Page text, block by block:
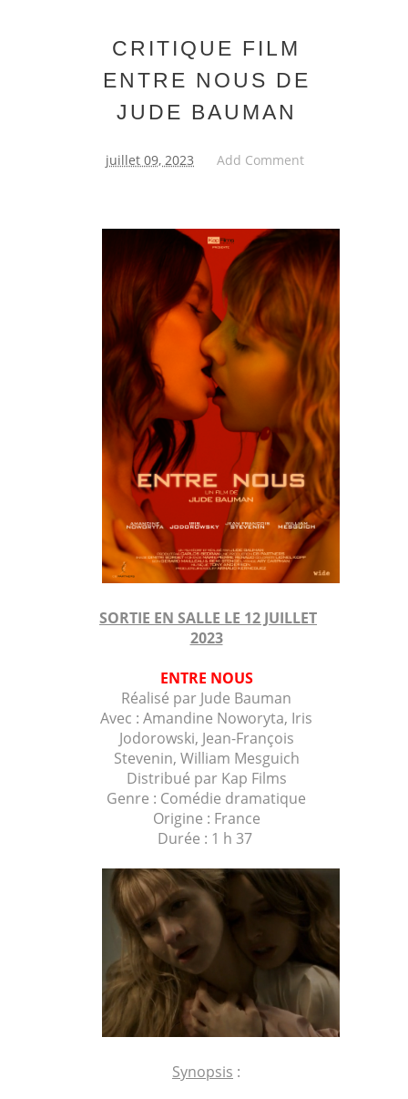
CRITIQUE FILM
ENTRE NOUS DE
JUDE BAUMAN
juillet 09, 2023 Add Comment
SORTIE EN SALLE LE 12 JUILLET
2023
ENTRE NOUS
Réalisé par Jude Bauman
Avec : Amandine Noworyta, Iris
Jodorowski, Jean-François
Stevenin, William Mesguich
Distribué par Kap Films
Genre : Comédie dramatique
Origine : France
Durée : 1 h 37
Synopsis :